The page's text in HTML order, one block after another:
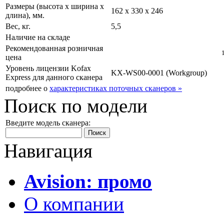
Размеры (высота х ширина х
длина), мм.
162 x 330 x 246
Вес, кг.
5,5
Наличие на складе
Рекомендованная розничная
цена
Уровень лицензии Kofax
Express для данного сканера
KX-WS00-0001 (Workgroup)
подробнее о характеристиках поточных сканеров »
Поиск по модели
Введите модель сканера:
Навигация
Avision: промо
О компании